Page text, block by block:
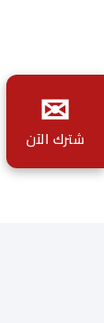
✉
شترك الآن